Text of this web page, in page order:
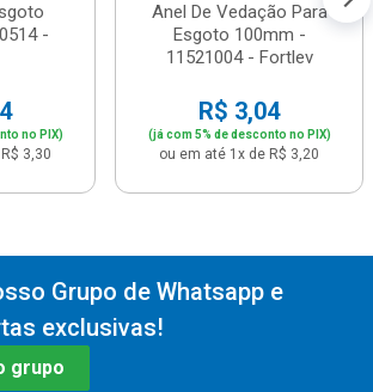
-
no PIX)
3,30
Anel De Vedação Para
Esgoto 100mm -
11521004 - Fortlev
R$ 3,04
(já com 5% de desconto no PIX)
ou em até 1x de R$ 3,20
Grupo de Whatsapp e
exclusivas!
grupo